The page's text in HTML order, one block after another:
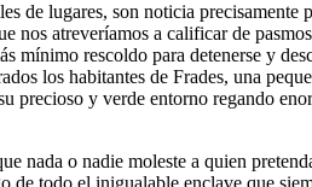
de lugares, son noticia precisamente
atreveríamos a calificar de
rescoldo para detenerse y
los habitantes de Frades, una
precioso y verde entorno regando
nada o nadie moleste a quien
todo el inigualable enclave que